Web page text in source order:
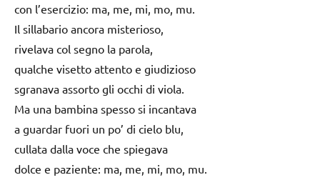
con l’esercizio: ma, me, mi, mo, mu.
Il sillabario ancora misterioso,
rivelava col segno la parola,
qualche visetto attento e giudizioso
sgranava assorto gli occhi di viola.
Ma una bambina spesso si incantava
a guardar fuori un po’ di cielo blu,
cullata dalla voce che spiegava
dolce e paziente: ma, me, mi, mo, mu.